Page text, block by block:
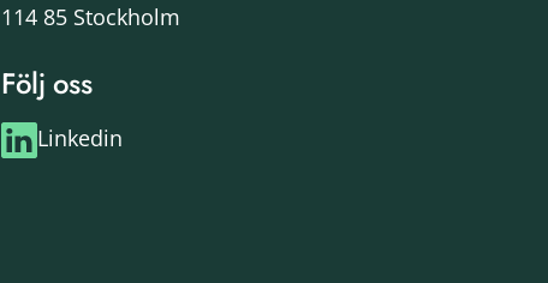
114 85 Stockholm
Följ oss
Linkedin